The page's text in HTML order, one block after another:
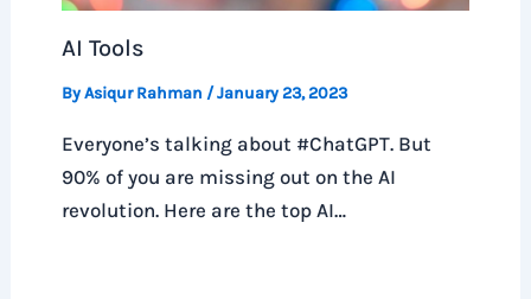
AI Tools
ByAsiqur Rahman /January 23, 2023
Everyone’s talking about #ChatGPT. But
90% of you are missing out on the AI
revolution. Here are the top AI…